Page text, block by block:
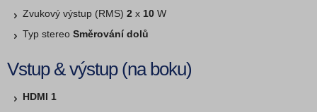
Zvukový výstup (RMS) 2 x 10 W
Typ stereo Směrování dolů
Vstup & výstup (na boku)
HDMI 1